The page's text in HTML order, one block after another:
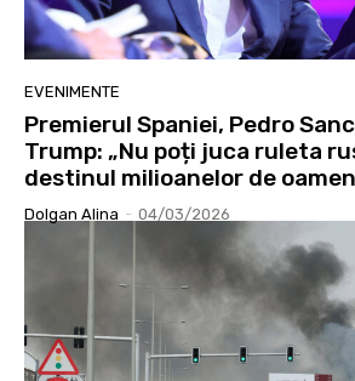
EVENIMENTE
Premierul Spaniei, Pedro
Trump: „Nu poți juca ruleta
destinul milioanelor de
Dolgan Alina - 04/03/2026